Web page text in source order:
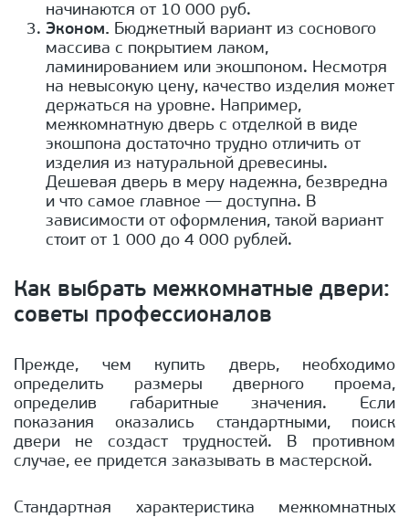
начинаются от 10 000 руб.
Эконом. Бюджетный вариант из соснового
массива с покрытием лаком,
ламинированием или экошпоном. Несмотря
на невысокую цену, качество изделия может
держаться на уровне. Например,
межкомнатную дверь с отделкой в виде
экошпона достаточно трудно отличить от
изделия из натуральной древесины.
Дешевая дверь в меру надежна, безвредна
и что самое главное — доступна. В
зависимости от оформления, такой вариант
стоит от 1 000 до 4 000 рублей.
Как выбрать межкомнатные двери:
советы профессионалов
Прежде, чем купить дверь, необходимо
определить размеры дверного проема,
определив габаритные значения. Если
показания оказались стандартными, поиск
двери не создаст трудностей. В противном
случае, ее придется заказывать в мастерской.
Стандартная характеристика межкомнатных